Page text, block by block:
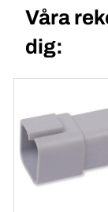
Våra
dig: